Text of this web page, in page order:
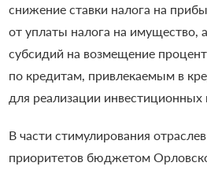
снижение ставки налога на
от уплаты налога на имущество,
субсидий на возмещение
по кредитам, привлекаемым в
для реализации инвестиционных
В части стимулирования
приоритетов бюджетом